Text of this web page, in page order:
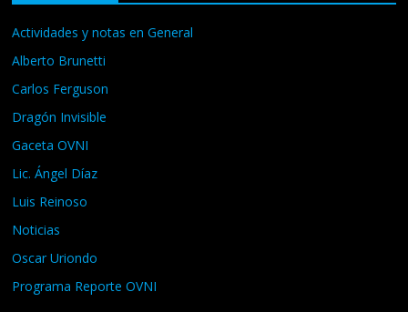
Actividades y notas en General
Alberto Brunetti
Carlos Ferguson
Dragón Invisible
Gaceta OVNI
Lic. Ángel Díaz
Luis Reinoso
Noticias
Oscar Uriondo
Programa Reporte OVNI